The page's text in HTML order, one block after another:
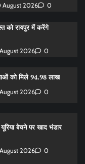
August 2026 0
को रायपुर में करेंगे
2026 0
को मिले 94.98 लाख
2026 0
बेचने पर खाद भंडार
2026 0